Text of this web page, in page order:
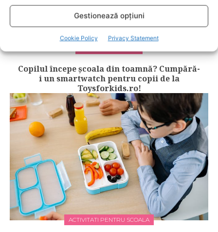
Gestionează opțiuni
Cookie Policy Privacy Statement
Copilul începe școala din toamnă? Cumpără-
i un smartwatch pentru copii de la
Toysforkids.ro!
ACTIVITATI PENTRU SCOALA